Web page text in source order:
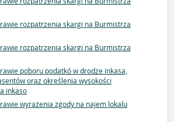
rozpatrzenia skargi na Burmistrza
rozpatrzenia skargi na Burmistrza
poboru podatkó w drodze inkasa,
oraz określenia wysokości
inkaso
wyrażenia zgody na najem lokalu